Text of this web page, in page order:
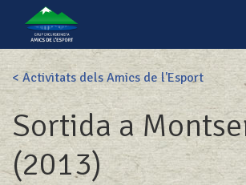
< Activitats dels Amics de l'Esport
Sortida a
(2013)